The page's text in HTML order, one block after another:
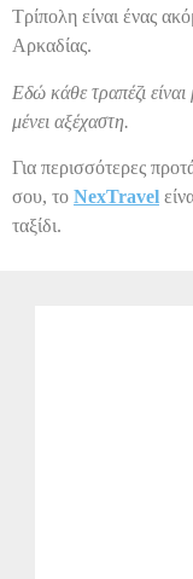
Τρίπολη είναι ένας
Αρκαδίας.
Εδώ κάθε τραπέζι
μένει αξέχαστη.
Για περισσότερες
σου, το NexTravel
ταξίδι.